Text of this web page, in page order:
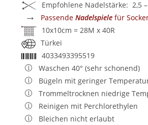
Empfohlene Nadelstärke: 2,5
→ PassendeNadelspiele für
10x10cm = 28M x 40R
Türkei
4033493395519
Waschen 40° (sehr schonend)
Bügeln mit geringer
Trommeltrocknen niedrige
Reinigen mit Perchlorethylen
Bleichen nicht erlaubt